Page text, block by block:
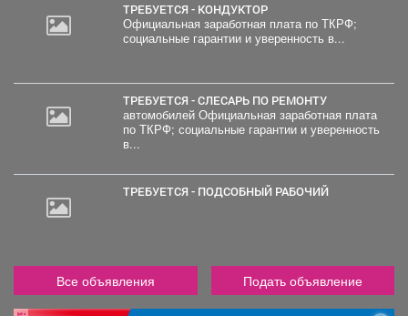
ТРЕБУЕТСЯ - КОНДУКТОР
Официальная заработная плата по ТКРФ;
социальные гарантии и уверенность в...
ТРЕБУЕТСЯ - СЛЕСАРЬ ПО РЕМОНТУ
автомобилей Официальная заработная плата
по ТКРФ; социальные гарантии и уверенность
в...
ТРЕБУЕТСЯ - ПОДСОБНЫЙ РАБОЧИЙ
Все объявления Подать объявление